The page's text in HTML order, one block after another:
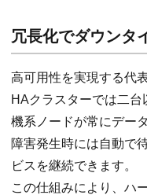
冗長化でダウンタ
高可用性を実現する代
HAクラスターでは二
機系ノードが常にデー
障害発生時には自動で
ビスを継続できます。
この仕組みにより、ハ